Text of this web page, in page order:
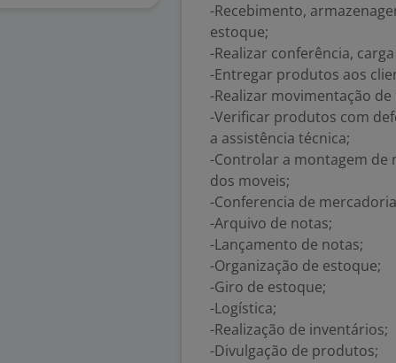
-Recebimento,
estoque;
-Realizar conferência,
-Entregar produtos aos
-Realizar movimentação
-Verificar produtos com
a assistência técnica;
-Controlar a montagem de
dos moveis;
-Conferencia de
-Arquivo de notas;
-Lançamento de notas;
-Organização de estoque;
-Giro de estoque;
-Logística;
-Realização de inventários;
-Divulgação de produtos;